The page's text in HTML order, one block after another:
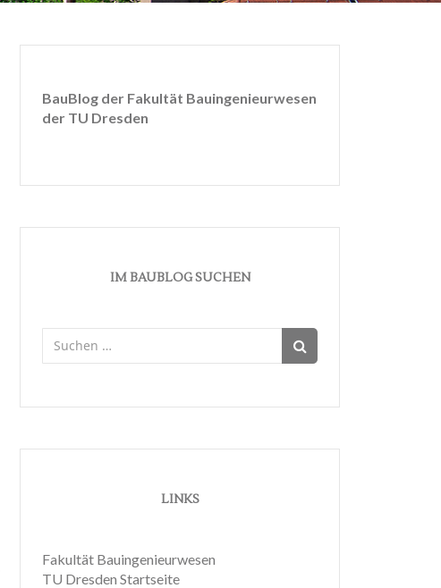
BauBlog der Fakultät Bauingenieurwesen
der TU Dresden
IM BAUBLOG SUCHEN
nach:
LINKS
Fakultät Bauingenieurwesen
TU Dresden Startseite